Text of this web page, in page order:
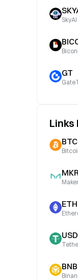
SkyAI
GT
Links
BTC
ETH
BNB